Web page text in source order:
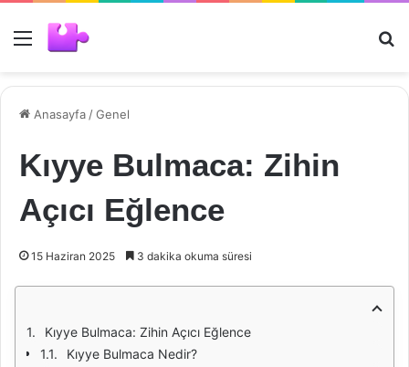
Menü
Anasayfa /Genel
Kıyye Bulmaca: Zihin
Açıcı Eğlence
15 Haziran 2025 3 dakika okuma süresi
Kıyye Bulmaca: Zihin Açıcı Eğlence
Kıyye Bulmaca Nedir?